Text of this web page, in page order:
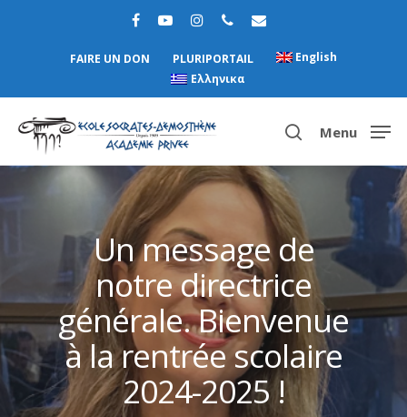
FAIRE UN DON PLURIPORTAIL
English
Ελληνικα
Hit enter to search or ESC to close
Menu
Un message de
notre directrice
générale. Bienvenue
à la rentrée scolaire
2024-2025 !